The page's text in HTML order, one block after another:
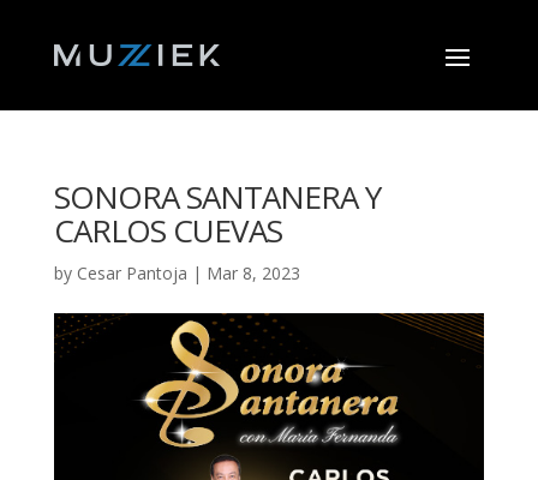
SONORA SANTANERA Y
CARLOS CUEVAS
by Cesar Pantoja | Mar 8, 2023